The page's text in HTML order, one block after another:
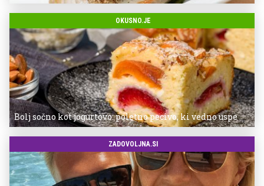
OKUSNO.JE
Bolj sočno kot jogurtovo: poletno pecivo, ki vedno uspe
ZADOVOLJNA.SI